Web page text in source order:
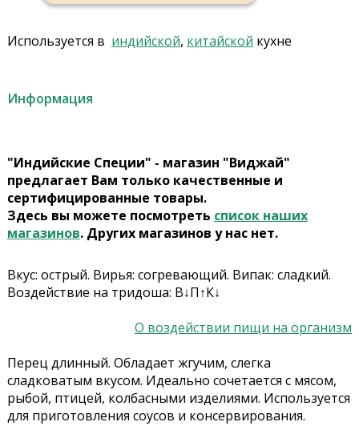
Используется в индийской, китайской кухне
Информация
"Индийские Специи" - магазин "Виджай"
предлагает Вам только качественные и
сертифицированные товары.
Здесь вы можете посмотреть список наших
магазинов. Других магазинов у нас нет.
Вкус: острый. Вирья: согревающий. Випак: сладкий.
Воздействие на тридоша: В↓П↑К↓
О воздействии пищи на организм
Перец длинный. Обладает жгучим, слегка
сладковатым вкусом. Идеально сочетается с мясом,
рыбой, птицей, колбасными изделиями. Используется
для приготовления соусов и консервирования.